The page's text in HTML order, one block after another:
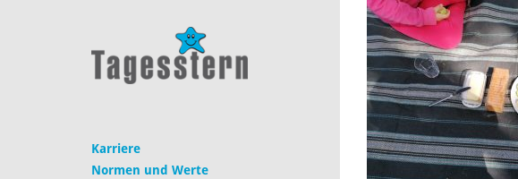
Karriere
Normen und Werte